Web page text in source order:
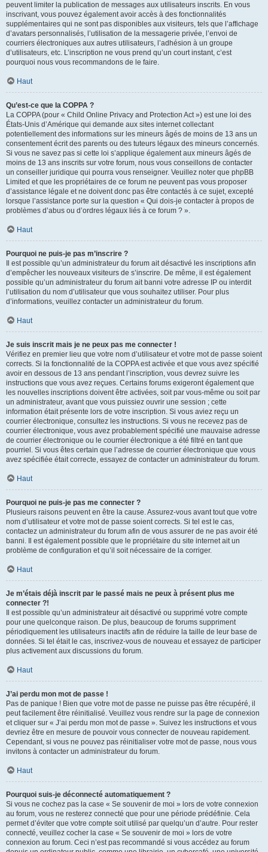
peuvent limiter la publication de messages aux utilisateurs inscrits. En vous
inscrivant, vous pouvez également avoir accès à des fonctionnalités
supplémentaires qui ne sont pas disponibles aux visiteurs, tels que l’affichage
d’avatars personnalisés, l’utilisation de la messagerie privée, l’envoi de
courriers électroniques aux autres utilisateurs, l’adhésion à un groupe
d’utilisateurs, etc. L’inscription ne vous prend qu’un court instant, c’est
pourquoi nous vous recommandons de le faire.
Haut
Qu’est-ce que la COPPA ?
La COPPA (pour « Child Online Privacy and Protection Act ») est une loi des
États-Unis d’Amérique qui demande aux sites internet collectant
potentiellement des informations sur les mineurs âgés de moins de 13 ans un
consentement écrit des parents ou des tuteurs légaux des mineurs concernés.
Si vous ne savez pas si cette loi s’applique également aux mineurs âgés de
moins de 13 ans inscrits sur votre forum, nous vous conseillons de contacter
un conseiller juridique qui pourra vous renseigner. Veuillez noter que phpBB
Limited et que les propriétaires de ce forum ne peuvent pas vous proposer
d’assistance légale et ne doivent donc pas être contactés à ce sujet, excepté
lorsque l’assistance porte sur la question « Qui dois-je contacter à propos de
problèmes d’abus ou d’ordres légaux liés à ce forum ? ».
Haut
Pourquoi ne puis-je pas m’inscrire ?
Il est possible qu’un administrateur du forum ait désactivé les inscriptions afin
d’empêcher les nouveaux visiteurs de s’inscrire. De même, il est également
possible qu’un administrateur du forum ait banni votre adresse IP ou interdit
l’utilisation du nom d’utilisateur que vous souhaitez utiliser. Pour plus
d’informations, veuillez contacter un administrateur du forum.
Haut
Je suis inscrit mais je ne peux pas me connecter !
Vérifiez en premier lieu que votre nom d’utilisateur et votre mot de passe soient
corrects. Si la fonctionnalité de la COPPA est activée et que vous avez spécifié
avoir en dessous de 13 ans pendant l’inscription, vous devrez suivre les
instructions que vous avez reçues. Certains forums exigeront également que
les nouvelles inscriptions doivent être activées, soit par vous-même ou soit par
un administrateur, avant que vous puissiez ouvrir une session ; cette
information était présente lors de votre inscription. Si vous aviez reçu un
courrier électronique, consultez les instructions. Si vous ne recevez pas de
courrier électronique, vous avez probablement spécifié une mauvaise adresse
de courrier électronique ou le courrier électronique a été filtré en tant que
pourriel. Si vous êtes certain que l’adresse de courrier électronique que vous
avez spécifiée était correcte, essayez de contacter un administrateur du forum.
Haut
Pourquoi ne puis-je pas me connecter ?
Plusieurs raisons peuvent en être la cause. Assurez-vous avant tout que votre
nom d’utilisateur et votre mot de passe soient corrects. Si tel est le cas,
contactez un administrateur du forum afin de vous assurer de ne pas avoir été
banni. Il est également possible que le propriétaire du site internet ait un
problème de configuration et qu’il soit nécessaire de la corriger.
Haut
Je m’étais déjà inscrit par le passé mais ne peux à présent plus me
connecter ?!
Il est possible qu’un administrateur ait désactivé ou supprimé votre compte
pour une quelconque raison. De plus, beaucoup de forums suppriment
périodiquement les utilisateurs inactifs afin de réduire la taille de leur base de
données. Si tel était le cas, inscrivez-vous de nouveau et essayez de participer
plus activement aux discussions du forum.
Haut
J’ai perdu mon mot de passe !
Pas de panique ! Bien que votre mot de passe ne puisse pas être récupéré, il
peut facilement être réinitialisé. Veuillez vous rendre sur la page de connexion
et cliquer sur « J’ai perdu mon mot de passe ». Suivez les instructions et vous
devriez être en mesure de pouvoir vous connecter de nouveau rapidement.
Cependant, si vous ne pouvez pas réinitialiser votre mot de passe, nous vous
invitons à contacter un administrateur du forum.
Haut
Pourquoi suis-je déconnecté automatiquement ?
Si vous ne cochez pas la case « Se souvenir de moi » lors de votre connexion
au forum, vous ne resterez connecté que pour une période prédéfinie. Cela
permet d’éviter que votre compte soit utilisé par quelqu’un d’autre. Pour rester
connecté, veuillez cocher la case « Se souvenir de moi » lors de votre
connexion au forum. Ceci n’est pas recommandé si vous accédez au forum